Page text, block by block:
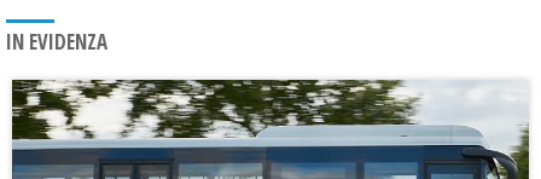
IN EVIDENZA